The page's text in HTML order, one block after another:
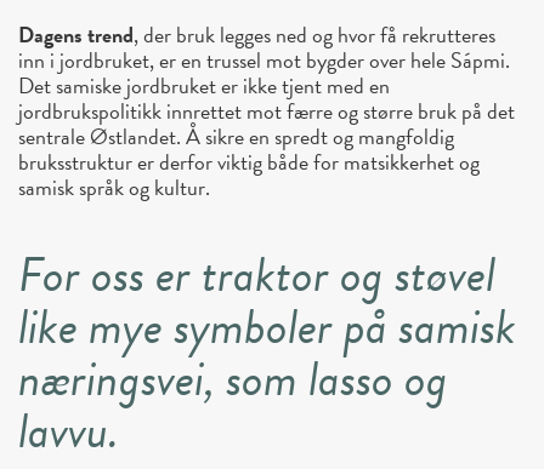
Dagens trend, der bruk legges ned og hvor få rekrutteres
inn i jordbruket, er en trussel mot bygder over hele Sápmi.
Det samiske jordbruket er ikke tjent med en
jordbrukspolitikk innrettet mot færre og større bruk på det
sentrale Østlandet. Å sikre en spredt og mangfoldig
bruksstruktur er derfor viktig både for matsikkerhet og
samisk språk og kultur.
For oss er traktor og støvel
like mye symboler på samisk
næringsvei, som lasso og
lavvu.